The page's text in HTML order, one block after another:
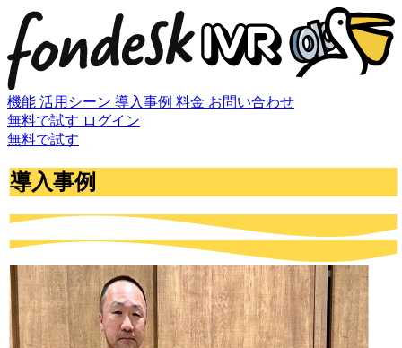
機能 活用シーン 導入事例 料金 お問い合わせ
無料で試す ログイン
無料で試す
導入事例